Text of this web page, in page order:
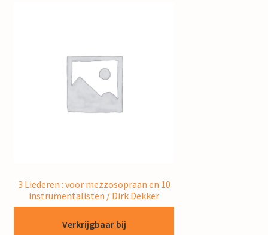
3 Liederen : voor mezzosopraan en 10
instrumentalisten / Dirk Dekker
Verkrijgbaar bij